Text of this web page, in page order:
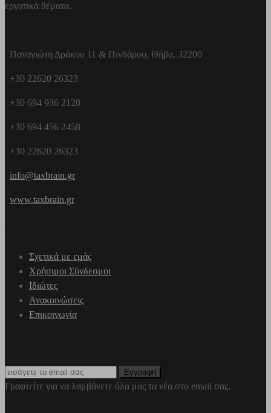
εργατικά θέματα.
Παναγιώτη Δράκου 11 & Πινδάρου, Θήβα, 32200
+30 22620 26323
+30 694 936 2120
+30 694 456 2458
+30 22620 26323
info@taxbrain.gr
www.taxbrain.gr
Σχετικά με εμάς
Χρήσιμοι Σύνδεσμοι
Ιδιώτες
Ανακοινώσεις
Επικοινωνία
Γραφτείτε για να λαμβάνετε όλα μας τα νέα στο email σας.